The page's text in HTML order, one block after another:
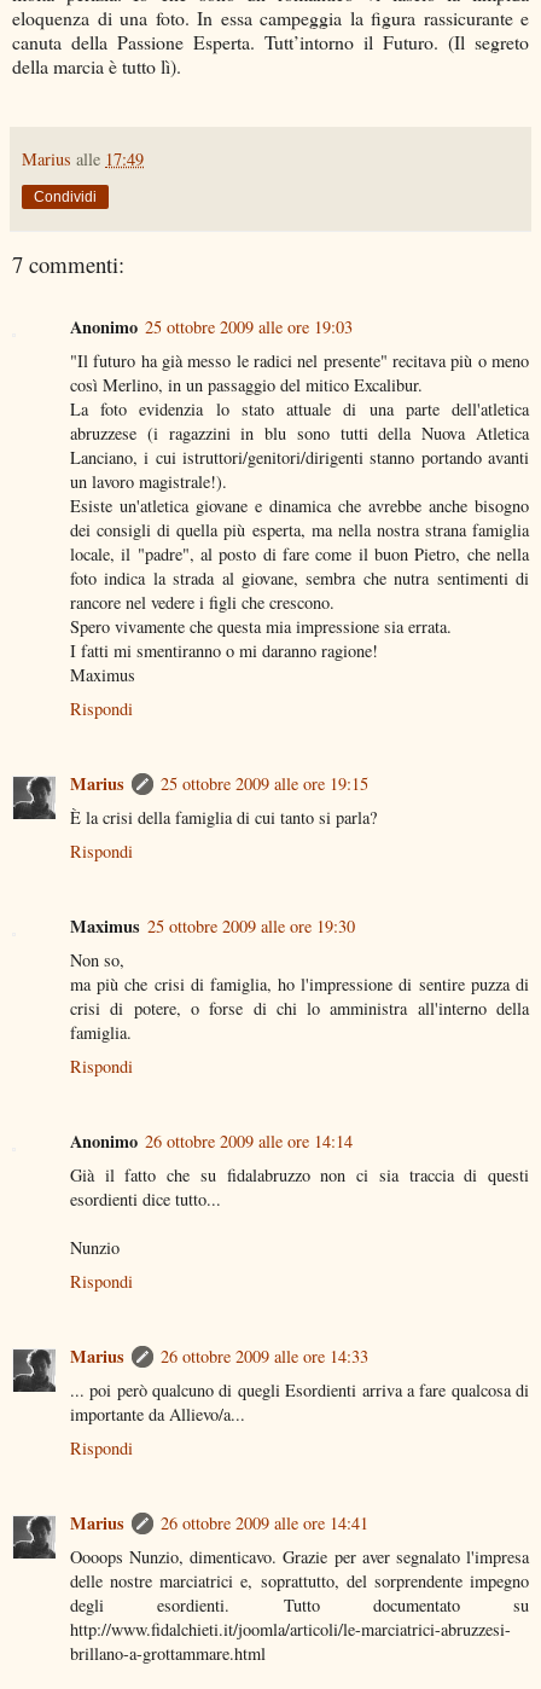
eloquenza di una foto. In essa campeggia la figura rassicurante e
canuta della Passione Esperta. Tutt’intorno il Futuro. (Il segreto
della marcia è tutto lì).
Marius alle 17:49
Condividi
7 commenti:
Anonimo 25 ottobre 2009 alle ore 19:03
"Il futuro ha già messo le radici nel presente" recitava più o meno
così Merlino, in un passaggio del mitico Excalibur.
La foto evidenzia lo stato attuale di una parte dell'atletica
abruzzese (i ragazzini in blu sono tutti della Nuova Atletica
Lanciano, i cui istruttori/genitori/dirigenti stanno portando avanti
un lavoro magistrale!).
Esiste un'atletica giovane e dinamica che avrebbe anche bisogno
dei consigli di quella più esperta, ma nella nostra strana famiglia
locale, il "padre", al posto di fare come il buon Pietro, che nella
foto indica la strada al giovane, sembra che nutra sentimenti di
rancore nel vedere i figli che crescono.
Spero vivamente che questa mia impressione sia errata.
I fatti mi smentiranno o mi daranno ragione!
Maximus
Rispondi
Marius
25 ottobre 2009 alle ore 19:15
È la crisi della famiglia di cui tanto si parla?
Rispondi
Maximus 25 ottobre 2009 alle ore 19:30
Non so,
ma più che crisi di famiglia, ho l'impressione di sentire puzza di
crisi di potere, o forse di chi lo amministra all'interno della
famiglia.
Rispondi
Anonimo 26 ottobre 2009 alle ore 14:14
Già il fatto che su fidalabruzzo non ci sia traccia di questi
esordienti dice tutto...
Nunzio
Rispondi
Marius
26 ottobre 2009 alle ore 14:33
... poi però qualcuno di quegli Esordienti arriva a fare qualcosa di
importante da Allievo/a...
Rispondi
Marius
26 ottobre 2009 alle ore 14:41
Oooops Nunzio, dimenticavo. Grazie per aver segnalato l'impresa
delle nostre marciatrici e, soprattutto, del sorprendente impegno
degli esordienti. Tutto documentato su
http://www.fidalchieti.it/joomla/articoli/le-marciatrici-abruzzesi-
brillano-a-grottammare.html